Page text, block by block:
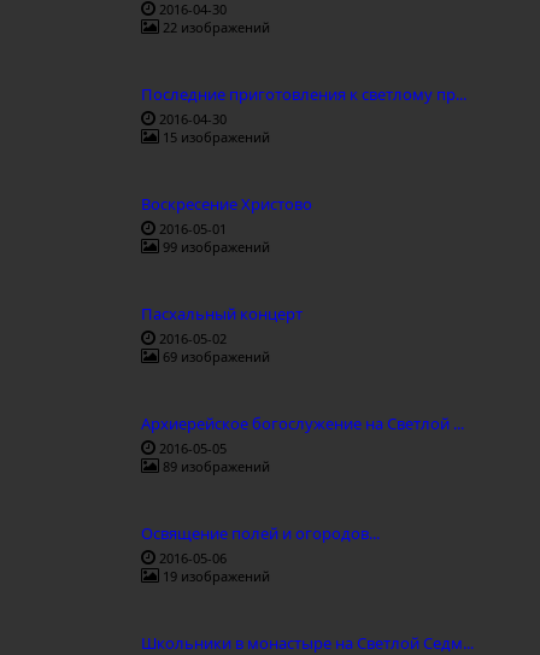
2016-04-30
22 изображений
Последние приготовления к светлому пр...
2016-04-30
15 изображений
Воскресение Христово
2016-05-01
99 изображений
Пасхальный концерт
2016-05-02
69 изображений
Архиерейское богослужение на Светлой ...
2016-05-05
89 изображений
Освящение полей и огородов...
2016-05-06
19 изображений
Школьники в монастыре на Светлой Седм...